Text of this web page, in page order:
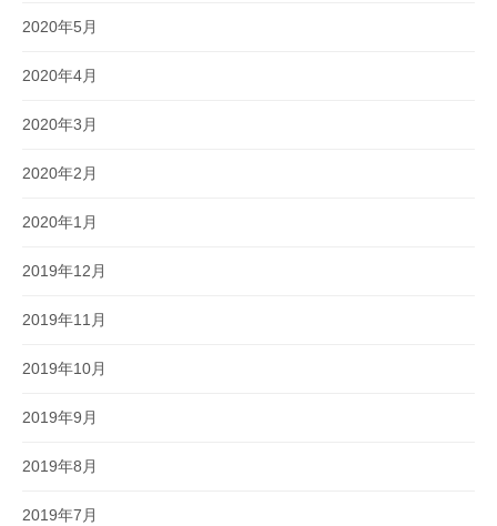
2020年5月
2020年4月
2020年3月
2020年2月
2020年1月
2019年12月
2019年11月
2019年10月
2019年9月
2019年8月
2019年7月